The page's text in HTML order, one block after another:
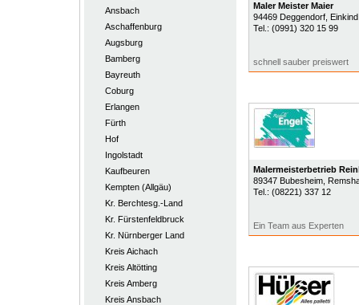
Ansbach
Aschaffenburg
Augsburg
Bamberg
Bayreuth
Coburg
Erlangen
Fürth
Hof
Ingolstadt
Kaufbeuren
Kempten (Allgäu)
Kr. Berchtesg.-Land
Kr. Fürstenfeldbruck
Kr. Nürnberger Land
Kreis Aichach
Kreis Altötting
Kreis Amberg
Kreis Ansbach
Maler Meister Maier
94469 Deggendorf,
Tel.: (0991) 320 15 99
schnell sauber preiswert
Malermeisterbetrieb
89347 Bubesheim,
Tel.: (08221) 337 12
Ein Team aus Experten